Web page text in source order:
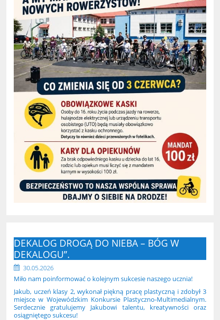
DEKALOG DROGĄ DO NIEBA – BÓG W
DEKALOGU”.
30.05.2026
Miło nam poinformować o kolejnym sukcesie naszego ucznia!
Jakub, uczeń klasy 2, wykonał piękną pracę plastyczną i zdobył 3
miejsce w Wojewódzkim Konkursie Plastyczno-Multimedialnym.
Serdecznie gratulujemy Jakubowi talentu, kreatywności oraz
osiągniętego sukcesu!